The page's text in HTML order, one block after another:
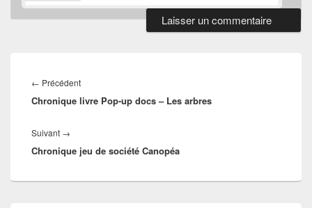
de
l’article
← PrécédentArticle
précédent :
Chronique livre Pop-up docs – Les arbres
Suivant →
suivant :
Chronique jeu de société Canopéa